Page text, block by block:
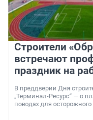
Строители
встречают
праздник на
В преддверии Дня
„Терминал-Ресурс“ — о
поводах для